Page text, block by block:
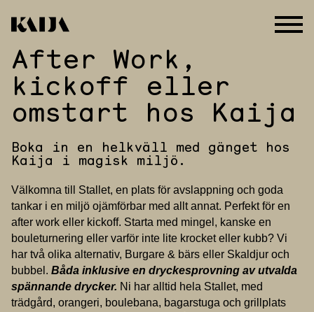
Hoppa
innehåll
After Work,
kickoff eller
omstart hos Kaija
Boka in en helkväll med gänget hos
Kaija i magisk miljö.
Välkomna till Stallet, en plats för avslappning och goda
tankar i en miljö ojämförbar med allt annat. Perfekt för en
after work eller kickoff. Starta med mingel, kanske en
bouleturnering eller varför inte lite krocket eller kubb? Vi
har två olika alternativ, Burgare & bärs eller Skaldjur och
bubbel. Båda inklusive en dryckesprovning av utvalda
spännande drycker. Ni har alltid hela Stallet, med
trädgård, orangeri, boulebana, bagarstuga och grillplats